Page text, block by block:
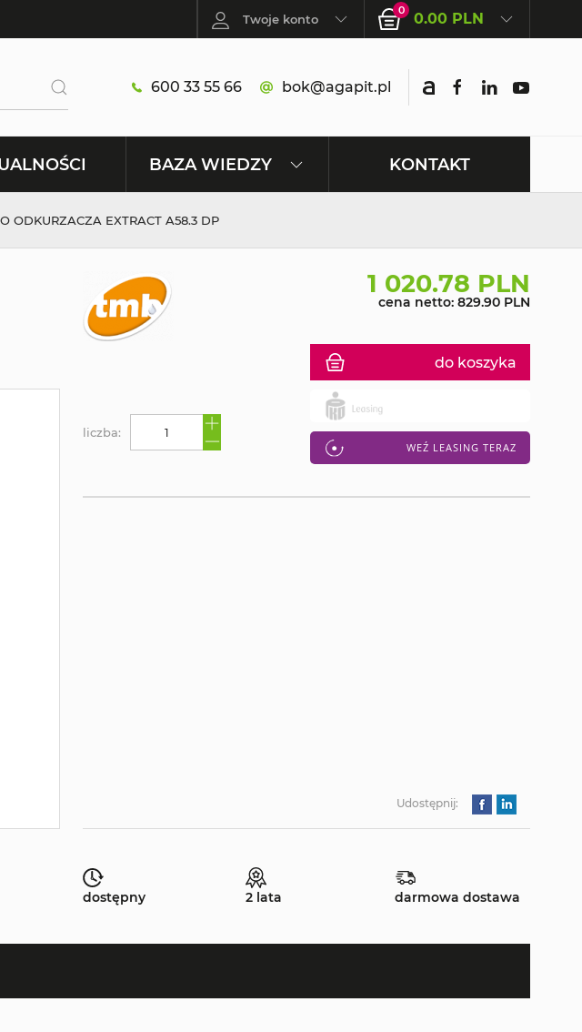
Twoje konto
0 0.00 PLN
600 33 55 66 bok@agapit.pl
BAZA WIEDZY KONTAKT
ODKURZACZA EXTRACT A58.3 DP
1 020.78 PLN
cena netto: 829.90 PLN
do koszyka
WEŹ LEASING TERAZ
liczba:
Udostępnij:
dostępny 2 lata darmowa dostawa